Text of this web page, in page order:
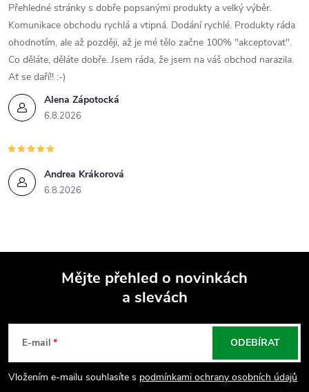
Alena Zápotocká
6.8.2026
Přehledné stránky s dobře popsanými produkty a velký výběr.
Komunikace obchodu rychlá a vtipná. Dodání rychlé. Produkty ráda
ohodnotím, ale až později, až je mé tělo začne 100% "akceptovat".
Co děláte, děláte dobře. Jsem ráda, že jsem na váš obchod narazila.
Ať se daří!! :-)
Andrea Krákorová
6.8.2026
p
Mějte přehled o novinkách
a slevách
E-mail
Vložením e-mailu souhlasíte s podmínkami ochrany osobních údajů
ODEBÍRAT